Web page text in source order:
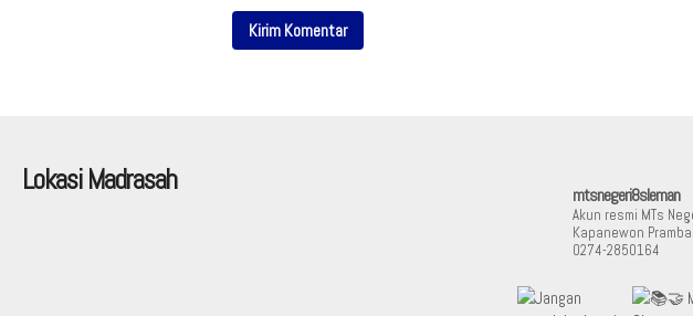
Lokasi Madrasah mtsnegeri8sleman
Akun resmi MTs
Kapanewon
0274-2850164